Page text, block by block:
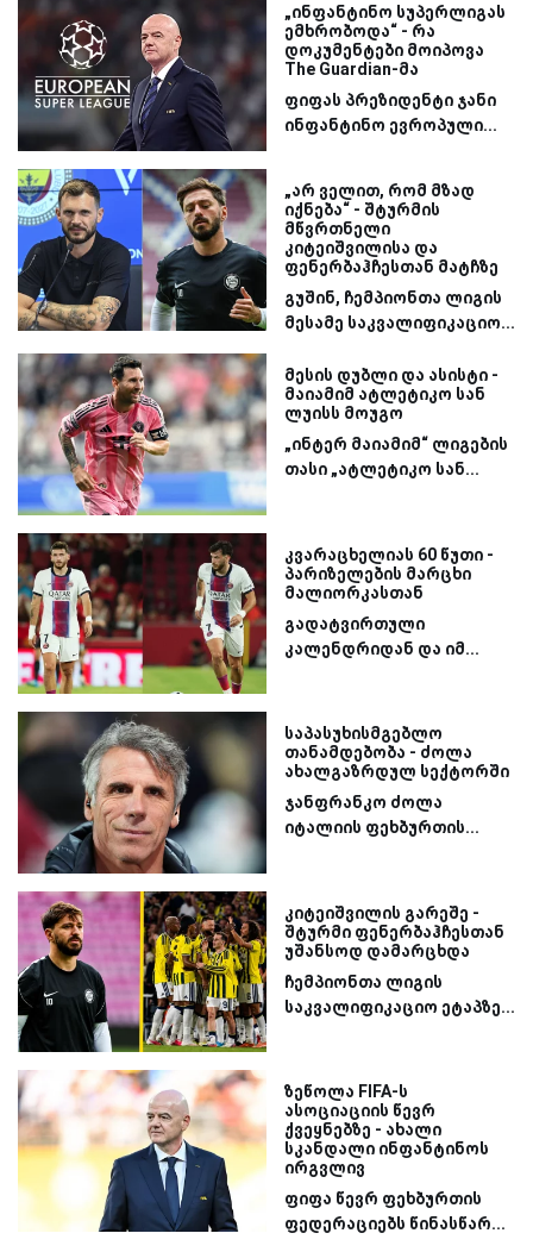
„ინფანტინო სუპერლიგას
ემხრობოდა“ - რა
დოკუმენტები მოიპოვა
The Guardian-მა
ფიფას პრეზიდენტი ჯანი
ინფანტინო ევროპული...
„არ ველით, რომ მზად
იქნება“ - შტურმის
მწვრთნელი
კიტეიშვილისა და
ფენერბაჰჩესთან მატჩზე
გუშინ, ჩემპიონთა ლიგის
მესამე საკვალიფიკაციო...
მესის დუბლი და ასისტი -
მაიამიმ ატლეტიკო სან
ლუისს მოუგო
„ინტერ მაიამიმ“ ლიგების
თასი „ატლეტიკო სან...
კვარაცხელიას 60 წუთი -
პარიზელების მარცხი
მალიორკასთან
გადატვირთული
კალენდრიდან და იმ...
საპასუხისმგებლო
თანამდებობა - ძოლა
ახალგაზრდულ სექტორში
ჯანფრანკო ძოლა
იტალიის ფეხბურთის...
კიტეიშვილის გარეშე -
შტურმი ფენერბაჰჩესთან
უშანსოდ დამარცხდა
ჩემპიონთა ლიგის
საკვალიფიკაციო ეტაპზე...
ზეწოლა FIFA-ს
ასოციაციის წევრ
ქვეყნებზე - ახალი
სკანდალი ინფანტინოს
ირგვლივ
ფიფა წევრ ფეხბურთის
ფედერაციებს წინასწარ...